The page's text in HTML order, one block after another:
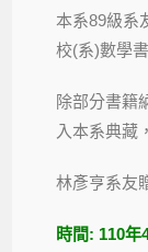
本系89級系
校(系)數學
除部分書籍
入本系典藏
林彥亨系友
時間: 110年